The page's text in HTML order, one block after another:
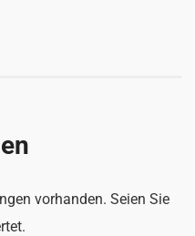
vorhanden. Seien Sie